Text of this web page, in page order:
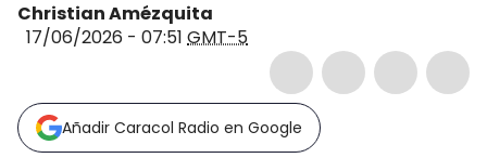
Christian Amézquita
17/06/2026 - 07:51 GMT-5
Añadir Caracol Radio en Google